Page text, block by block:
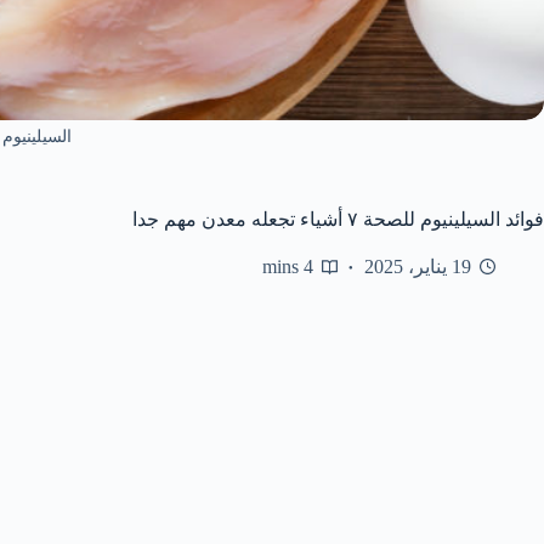
السيلينيوم
فوائد السيلينيوم للصحة ٧ أشياء تجعله معدن مهم جدا
19 يناير، 2025 4 mins